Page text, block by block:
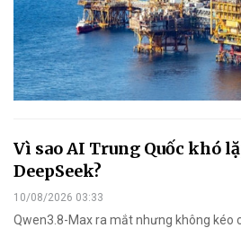
Vì sao AI Trung Quốc khó
DeepSeek?
10/08/2026 03:33
Qwen3.8-Max ra mắt nhưng không kéo